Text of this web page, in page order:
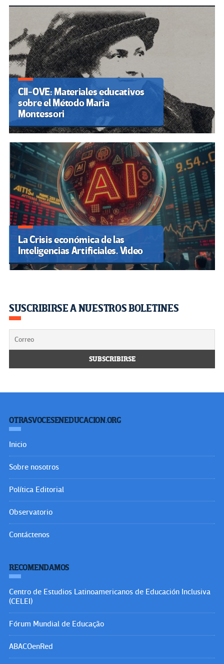
CII-OVE: Materiales educativos
sobre el Método Maria
Montessori
La Crisis económica de las
Inteligencias Artificiales. Video
SUSCRIBIRSE A NUESTROS BOLETINES
OTRASVOCESENEDUCACION.ORG
Inicio
Sobre nosotros
Política Editorial
Observatorio
Contáctenos
RECOMENDAMOS
Centro de Estudios Latinoamericanos de Educación Inclusiva
(CELEI)
Fórum Mundial de Educação
ABACOenRed